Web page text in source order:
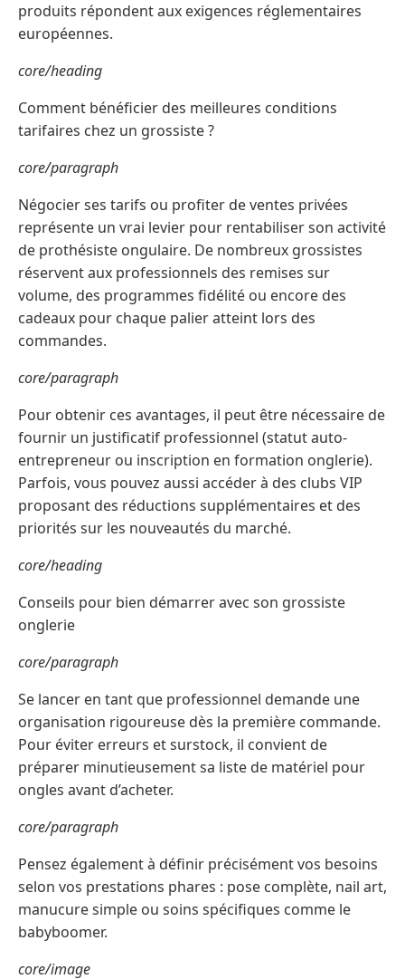
produits répondent aux exigences réglementaires
européennes.
core/heading
Comment bénéficier des meilleures conditions
tarifaires chez un grossiste ?
core/paragraph
Négocier ses tarifs ou profiter de ventes privées
représente un vrai levier pour rentabiliser son activité
de prothésiste ongulaire. De nombreux grossistes
réservent aux professionnels des remises sur
volume, des programmes fidélité ou encore des
cadeaux pour chaque palier atteint lors des
commandes.
core/paragraph
Pour obtenir ces avantages, il peut être nécessaire de
fournir un justificatif professionnel (statut auto-
entrepreneur ou inscription en formation onglerie).
Parfois, vous pouvez aussi accéder à des clubs VIP
proposant des réductions supplémentaires et des
priorités sur les nouveautés du marché.
core/heading
Conseils pour bien démarrer avec son grossiste
onglerie
core/paragraph
Se lancer en tant que professionnel demande une
organisation rigoureuse dès la première commande.
Pour éviter erreurs et surstock, il convient de
préparer minutieusement sa liste de matériel pour
ongles avant d’acheter.
core/paragraph
Pensez également à définir précisément vos besoins
selon vos prestations phares : pose complète, nail art,
manucure simple ou soins spécifiques comme le
babyboomer.
core/image